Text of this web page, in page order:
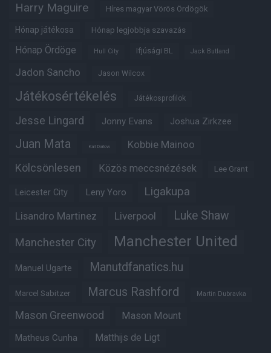
Harry Maguire Híres magyar Vörös Ördögök
Hónap játékosa Hónap legjobbja szavazás
Hónap Ördöge Hull City Ifjúsági BL Jack Butland
Jadon Sancho Jason Wilcox
Játékosértékelés Játékosprofilok
Jesse Lingard Jonny Evans Joshua Zirkzee
Juan Mata Karl Darlow Kobbie Mainoo
Kölcsönlesen Közös meccsnézések Lee Grant
Leicester City Leny Yoro Ligakupa
Lisandro Martinez Liverpool Luke Shaw
Manchester City Manchester United
Manuel Ugarte Manutdfanatics.hu
Marcel Sabitzer Marcus Rashford Martin Dubravka
Mason Greenwood Mason Mount
Matheus Cunha Matthijs de Ligt